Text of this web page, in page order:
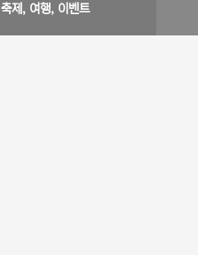
축제, 여행, 이벤트